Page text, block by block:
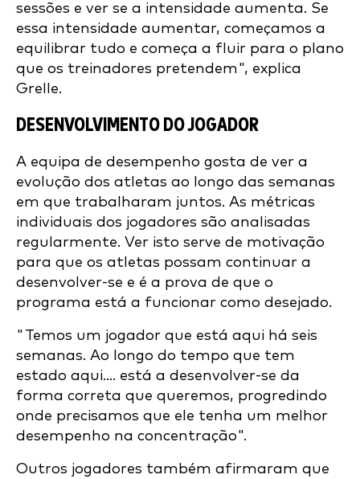
sessões e ver se a intensidade aumenta. Se
essa intensidade aumentar, começamos a
equilibrar tudo e começa a fluir para o plano
que os treinadores pretendem", explica
Grelle.
DESENVOLVIMENTO DO JOGADOR
A equipa de desempenho gosta de ver a
evolução dos atletas ao longo das semanas
em que trabalharam juntos. As métricas
individuais dos jogadores são analisadas
regularmente. Ver isto serve de motivação
para que os atletas possam continuar a
desenvolver-se e é a prova de que o
programa está a funcionar como desejado.
"Temos um jogador que está aqui há seis
semanas. Ao longo do tempo que tem
estado aqui.... está a desenvolver-se da
forma correta que queremos, progredindo
onde precisamos que ele tenha um melhor
desempenho na concentração".
Outros jogadores também afirmaram que